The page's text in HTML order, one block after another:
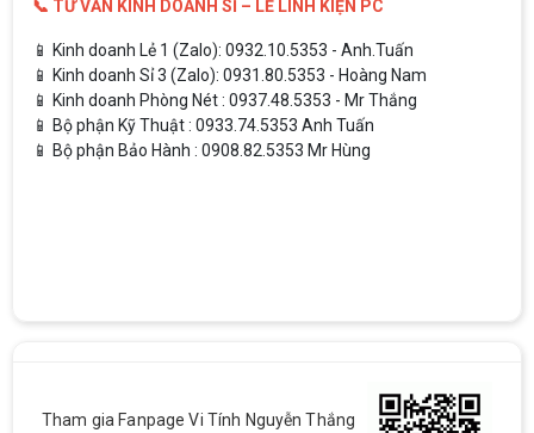
📞 TƯ VẤN KINH DOANH SỈ – LẺ LINH KIỆN PC
📱 Kinh doanh Lẻ 1 (Zalo): 0932.10.5353 - Anh.Tuấn
📱 Kinh doanh Sỉ 3 (Zalo): 0931.80.5353 - Hoàng Nam
📱 Kinh doanh Phòng Nét : 0937.48.5353 - Mr Thắng
📱 Bộ phận Kỹ Thuật : 0933.74.5353 Anh Tuấn
📱 Bộ phận Bảo Hành : 0908.82.5353 Mr Hùng
Tham gia Fanpage Vi Tính Nguyễn Thắng